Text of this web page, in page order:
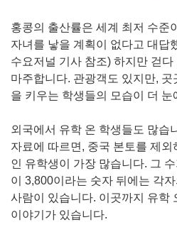
홍콩의 출산률은 세계 최저 수준
자녀를 낳을 계획이 없다고 대답
수요저널 기사 참조) 하지만 걷
마주합니다. 관광객도 있지만,
을 키우는 학생들의 모습이 더 눈
외국에서 유학 온 학생들도 많습
자료에 따르면, 중국 본토를 제
인 유학생이 가장 많습니다. 그
이 3,800이라는 숫자 뒤에는 각
사람이 있습니다. 이곳까지 유학
이야기가 있습니다.